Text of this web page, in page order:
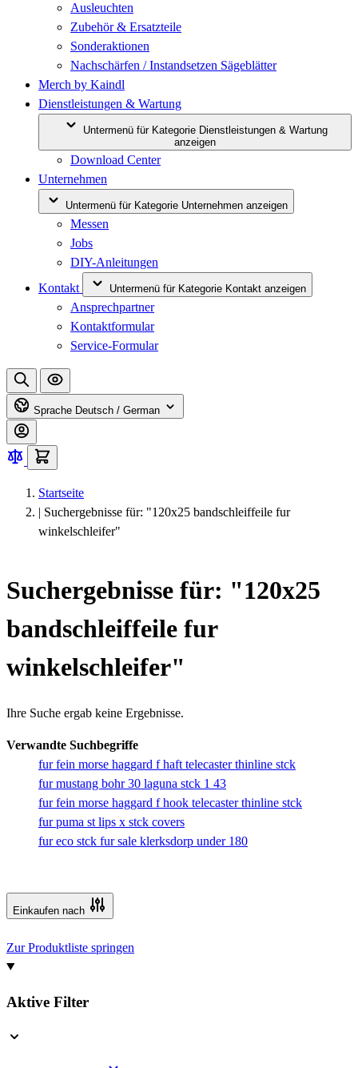
Ausleuchten
Zubehör & Ersatzteile
Sonderaktionen
Nachschärfen / Instandsetzen Sägeblätter
Merch by Kaindl
Dienstleistungen & Wartung
Untermenü für Kategorie Dienstleistungen & Wartung
anzeigen
Download Center
Unternehmen
Untermenü für Kategorie Unternehmen anzeigen
Messen
Jobs
DIY-Anleitungen
Kontakt
Untermenü für Kategorie Kontakt anzeigen
Ansprechpartner
Kontaktformular
Service-Formular
Sprache Deutsch / German
Startseite
| Suchergebnisse für: "120x25 bandschleiffeile fur
winkelschleifer"
Suchergebnisse für: "120x25
bandschleiffeile fur
winkelschleifer"
Ihre Suche ergab keine Ergebnisse.
Verwandte Suchbegriffe
fur fein morse haggard f haft telecaster thinline stck
fur mustang bohr 30 laguna stck 1 43
fur fein morse haggard f hook telecaster thinline stck
fur puma st lips x stck covers
fur eco stck fur sale klerksdorp under 180
Einkaufen nach
Zur Produktliste springen
Aktive Filter